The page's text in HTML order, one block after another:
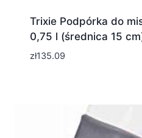
Trixie Podpórka do
0,75 l (średnica 15
zł135.09